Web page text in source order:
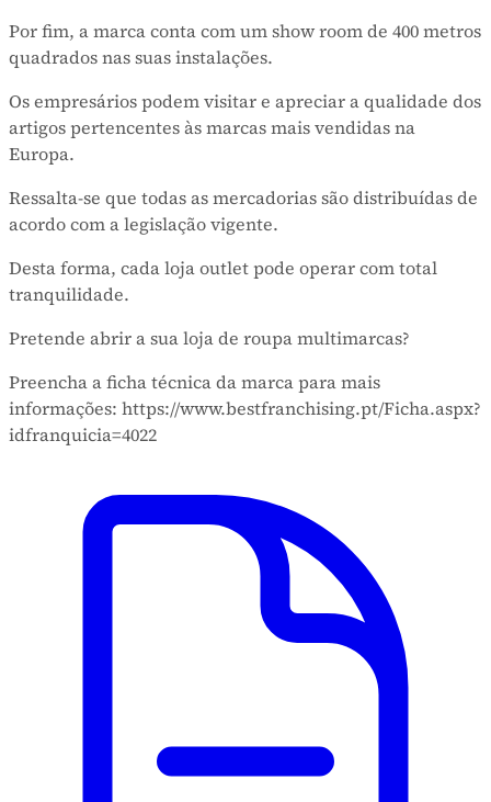
Por fim, a marca conta com um show room de 400 metros
quadrados nas suas instalações.
Os empresários podem visitar e apreciar a qualidade dos
artigos pertencentes às marcas mais vendidas na
Europa.
Ressalta-se que todas as mercadorias são distribuídas de
acordo com a legislação vigente.
Desta forma, cada loja outlet pode operar com total
tranquilidade.
Pretende abrir a sua loja de roupa multimarcas?
Preencha a ficha técnica da marca para mais
informações: https://www.bestfranchising.pt/Ficha.aspx?
idfranquicia=4022